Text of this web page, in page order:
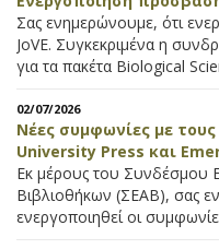
Σας ενημερώνουμε, ότι
JoVE. Συγκεκριμένα η
για τα πακέτα Biological
02/07/2026
Νέες συμφωνίες με
University Press και
Εκ μέρους του Συνδέσμου
Βιβλιοθήκων (ΣΕΑΒ), σας
ενεργοποιηθεί οι